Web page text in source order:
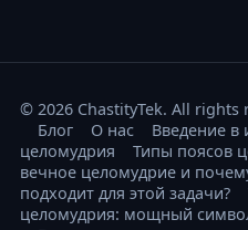
© 2026 ChastityTek. All rights
Блог
О нас
Введение в
целомудрия
Типы поясов
вечное целомудрие и
подходит для этой задачи?
целомудрия: мощный